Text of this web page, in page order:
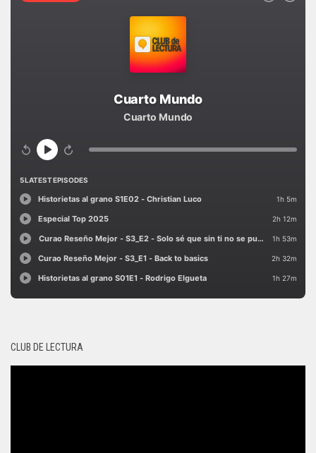
CLUB DE LECTURA